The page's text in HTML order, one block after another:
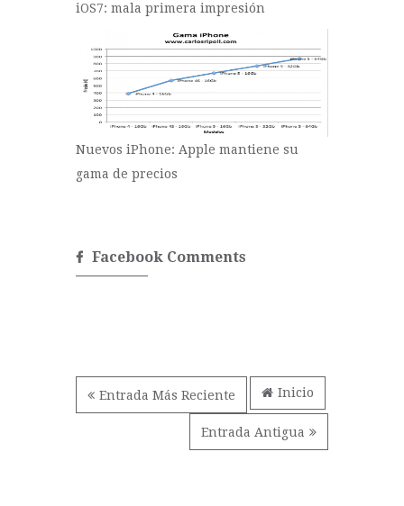
iOS7: mala primera impresión
Nuevos iPhone: Apple mantiene su
gama de precios
Facebook Comments
Entrada Más Reciente
Entrada Antigua
Inicio